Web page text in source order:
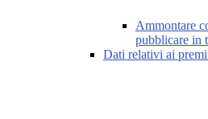
Ammontare
pubblicare in
Dati relativi ai premi